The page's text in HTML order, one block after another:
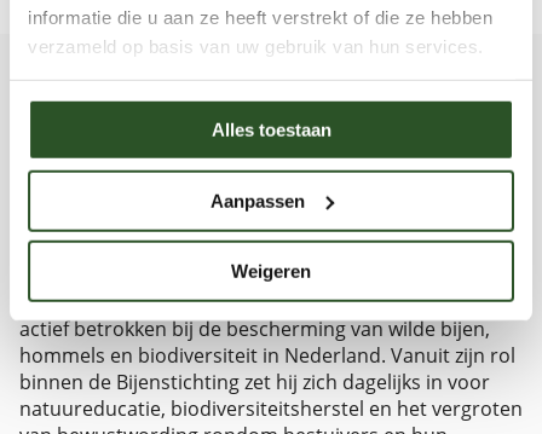
informatie die u aan ze heeft verstrekt of die ze hebben
verzameld op basis van uw gebruik van hun services.
Alles toestaan
Aanpassen
Weigeren
Jaap Molenaar
Bekijk profiel
website
Over Jaap MolenaarJaap Molenaar is directeur en
oprichter van de Bijenstichting en Bijen
Educatiecentrum in Vorden en al meer dan 15 jaar
actief betrokken bij de bescherming van wilde bijen,
hommels en biodiversiteit in Nederland. Vanuit zijn rol
binnen de Bijenstichting zet hij zich dagelijks in voor
natuureducatie, biodiversiteitsherstel en het vergroten